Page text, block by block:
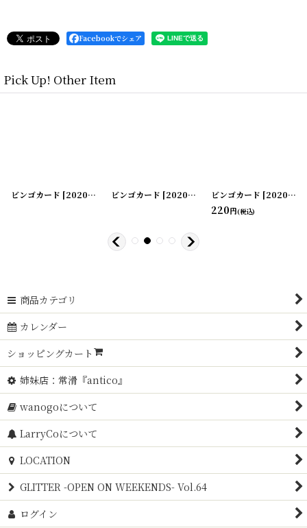
Facebookでシェア
Pick Up! Other Item
]
ビンゴカード [20200505-15 ]
ビンゴカード [20200505-16 ]
ビンゴカード [20200505-17
220円(税込)
商品カテゴリ
カレンダー
ショッピングカート
姉妹店：常滑『antico』
wanogoについて
LarryCoについて
LOCATION
GLITTER -OPEN ON WEEKENDS- Vol.64
ログイン